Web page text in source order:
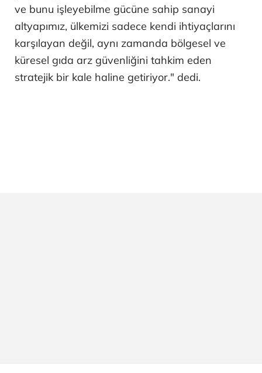
ve bunu işleyebilme gücüne sahip sanayi
altyapımız, ülkemizi sadece kendi ihtiyaçlarını
karşılayan değil, aynı zamanda bölgesel ve
küresel gıda arz güvenliğini tahkim eden
stratejik bir kale haline getiriyor." dedi.